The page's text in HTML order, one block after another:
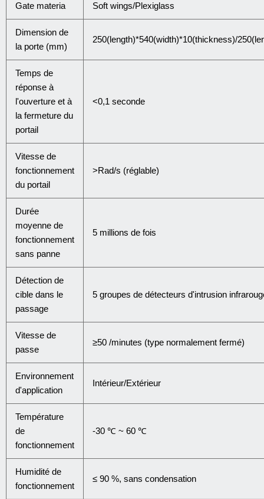
Gate materia Soft wings/Plexiglass
Dimension de
la porte (mm)
250(length)*540(width)*10(thickness)/
Temps de
réponse à
l'ouverture et à
la fermeture du
portail
<0,1 seconde
Vitesse de
fonctionnement
du portail
>Rad/s (réglable)
Durée
moyenne de
fonctionnement
sans panne
5 millions de fois
Détection de
cible dans le
passage
5 groupes de détecteurs d'intrusion
Vitesse de
passe
≥50 /minutes (type normalement fermé)
Environnement
d'application
Intérieur/Extérieur
Température
de
fonctionnement
-30 ℃ ~ 60 ℃
Humidité de
fonctionnement
≤ 90 %, sans condensation